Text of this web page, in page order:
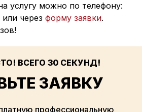
услугу можно по телефону:
или через форму заявки.
ВСЕГО 30 СЕКУНД!
ЗАЯВКУ
профессиональную